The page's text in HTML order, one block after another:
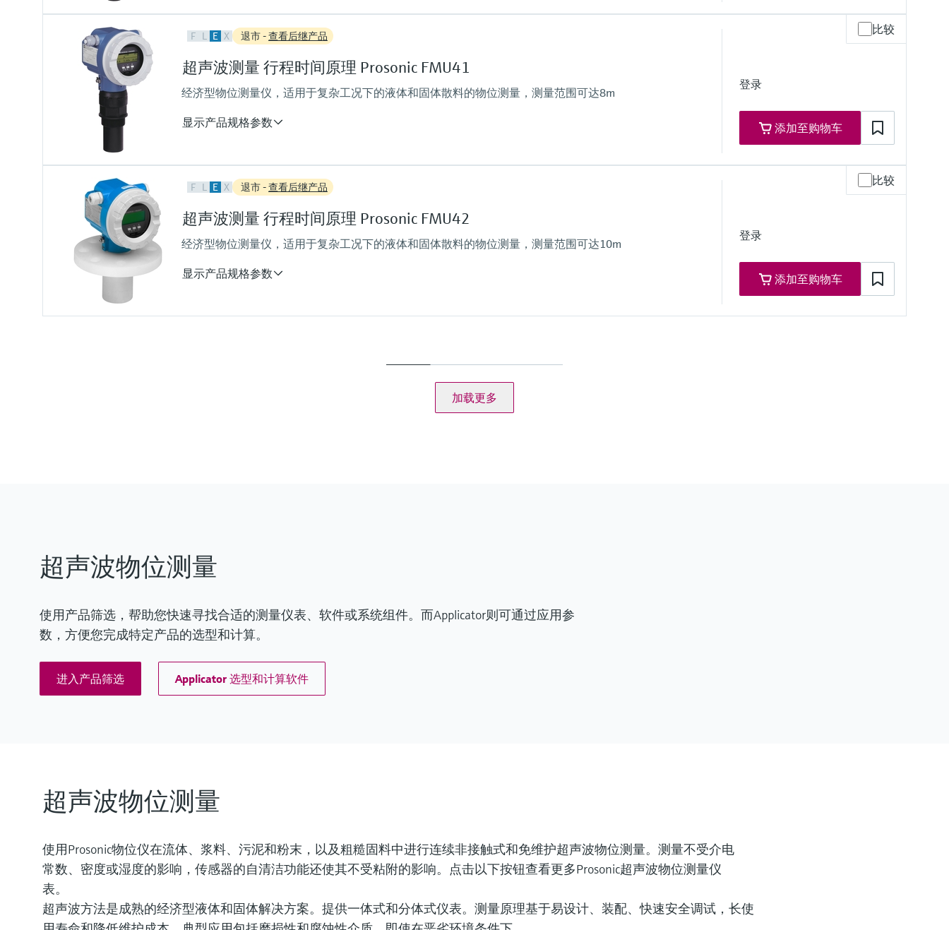
测量精度
+/- 2mm或设定量程的+/- 0.2 %
过程温度
-40...80 °C
(-40...176 °F)
过程压力（绝压）/最大过压限定值
0.7...3 bar abs
(10...44 psi)
F L E X 退市 -查看后继产品 比较
超声波测量 行程时间原理 Prosonic FMU41
经济型物位测量仪，适用于复杂工况下的液体和固体散料的物位测量，测量范围可达8m
显示产品规格参数
登录
添加至购物车
测量精度
+/- 2mm或设定量程的+/- 0,2 %
过程温度
-40...80 °C
(–40...176 °F)
过程压力（绝压）/最大过压限定值
0.7...3 bar abs
(10...44 psi)
PVDF
F L E X 退市 -查看后继产品 比较
超声波测量 行程时间原理 Prosonic FMU42
经济型物位测量仪，适用于复杂工况下的液体和固体散料的物位测量，测量范围可达10m
显示产品规格参数
登录
添加至购物车
Solids: 5 m (16 ft)
加载更多
超声波物位测量
使用产品筛选，帮助您快速寻找合适的测量仪表、软件或系统组件。而Applicator则可通过应用参
数，方便您完成特定产品的选型和计算。
进入产品筛选 Applicator 选型和计算软件
超声波物位测量
使用Prosonic物位仪在流体、浆料、污泥和粉末，以及粗糙固料中进行连续非接触式和免维护超声波物位测量。测量不受介电
常数、密度或湿度的影响，传感器的自清洁功能还使其不受粘附的影响。点击以下按钮查看更多Prosonic超声波物位测量仪
表。
超声波方法是成熟的经济型液体和固体解决方案。提供一体式和分体式仪表。测量原理基于易设计、装配、快速安全调试，长使